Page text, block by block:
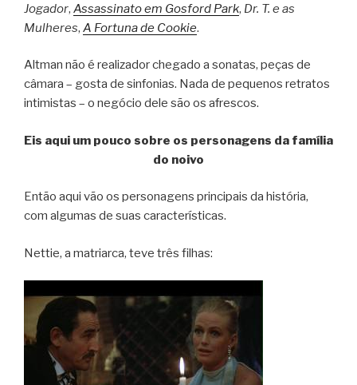
Jogador, Assassinato em Gosford Park, Dr. T. e as
Mulheres, A Fortuna de Cookie.
Altman não é realizador chegado a sonatas, peças de
câmara – gosta de sinfonias. Nada de pequenos retratos
intimistas – o negócio dele são os afrescos.
Eis aqui um pouco sobre os personagens da família
do noivo
Então aqui vão os personagens principais da história,
com algumas de suas características.
Nettie, a matriarca, teve três filhas: